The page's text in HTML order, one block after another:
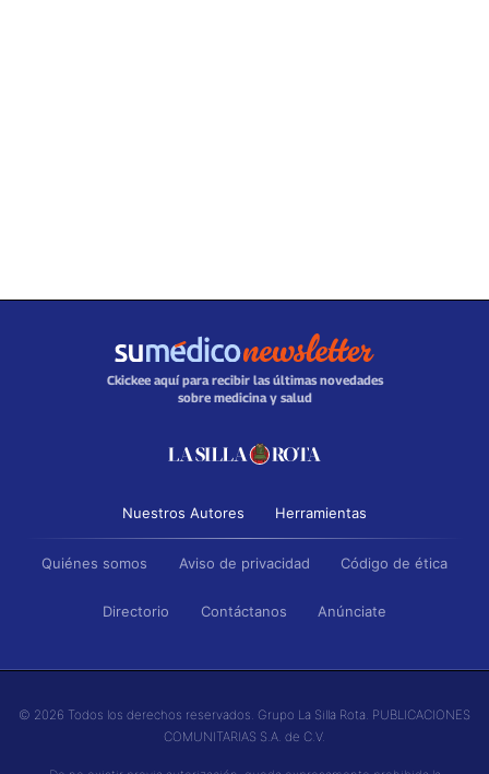
Ckickee aquí para recibir las últimas novedades
sobre medicina y salud
Nuestros Autores Herramientas
Quiénes somos Aviso de privacidad Código de ética
Directorio Contáctanos Anúnciate
© 2026 Todos los derechos reservados. Grupo La Silla Rota. PUBLICACIONES
COMUNITARIAS S.A. de C.V.